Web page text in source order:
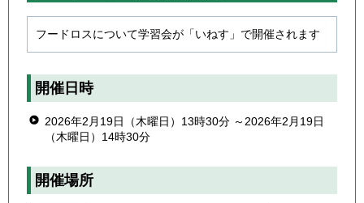
フードロスについて学習会が「いねす」で開催されます
開催日時
2026年2月19日（木曜日）13時30分 ～2026年2月19日
（木曜日）14時30分
開催場所